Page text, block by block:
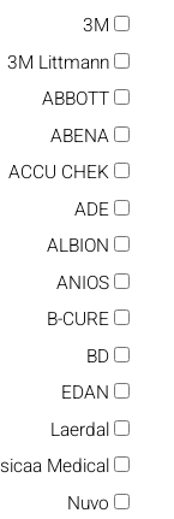
3M
3M Littmann
ABBOTT
ABENA
ACCU CHEK
ADE
ALBION
ANIOS
B-CURE
BD
EDAN
Laerdal
Medical
Nuvo